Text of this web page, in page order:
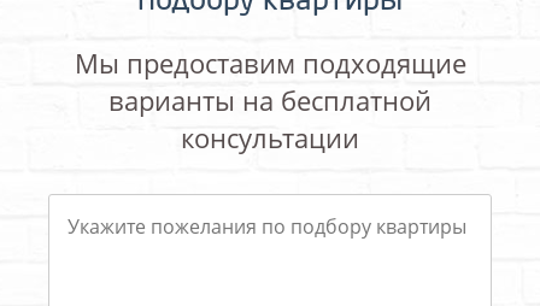
Мы предоставим подходящие
варианты на бесплатной
консультации